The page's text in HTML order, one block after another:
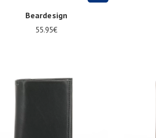
Beardesign
55.95€